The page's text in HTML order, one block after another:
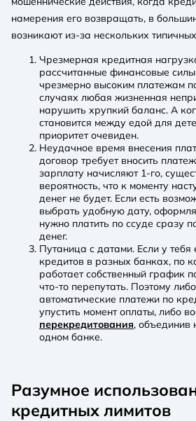
намерения его возвращать, в
возникают из-за нескольких
Чрезмерная кредитная
рассчитанные финансовые
чрезмерно высоким платежам
случаях любая жизненная
нарушить хрупкий баланс. А
становится между едой для
приоритет очевиден.
Неудачное время внесения
договор требует вносить
зарплату начисляют 1-го,
вероятность, что к моменту
денег не будет. Если есть
выбрать удобную дату,
нужно платить по ссуде сразу
денег.
Путаница с датами. Если у тебя
кредитов в разных банках, по
работает собственный график
что-то перепутать. Поэтому
автоматические платежи по
упустить момент оплаты, либо
перекредитования, объединив
одном банке.
Разумное
кредитных лимитов